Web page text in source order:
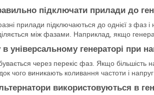
підключати прилади до
прилади підключаються до однієї з фаз
між фазами. Наприклад, якщо
універсальному генераторі при
через перекіс фаз. Якщо
чого виникають коливання частоти і
використовуються в